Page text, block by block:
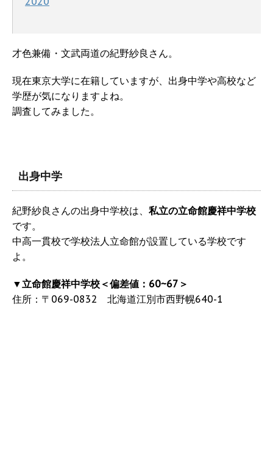
才色兼備・文武両道の紀野紗良さん。
現在東京大学に在籍していますが、出身中学や高校など
学歴が気になりますよね。
調査してみました。
出身中学
紀野紗良さんの出身中学校は、 私立の立命館慶祥中学校
です。
中高一貫校で学校法人立命館が設置している学校です
よ。
▼立命館慶祥中学校＜偏差値：60~67＞
住所：〒069-0832 北海道江別市西野幌640-1